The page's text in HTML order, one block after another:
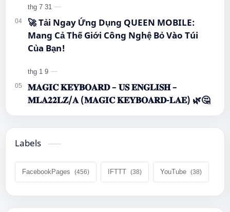
🚀 Tải Ngay Ứng Dụng QUEEN MOBILE:
Mang Cả Thế Giới Công Nghệ Bỏ Vào Túi
Của Bạn!
𝐌𝐀𝐆𝐈𝐂 𝐊𝐄𝐘𝐁𝐎𝐀𝐑𝐃 – 𝐔𝐒 𝐄𝐍𝐆𝐋𝐈𝐒𝐇 –
𝐌𝐋𝐀𝟐𝟐𝐋𝐙/𝐀 (𝐌𝐀𝐆𝐈𝐂 𝐊𝐄𝐘𝐁𝐎𝐀𝐑𝐃-𝐋𝐀𝐄) 🌿🤔
Labels
FacebookPages IFTTT YouTube